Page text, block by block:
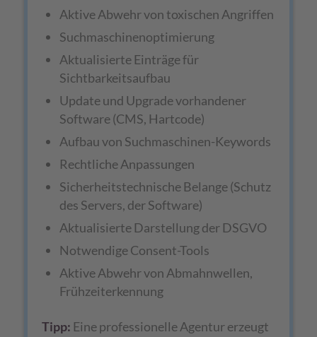
Aktive Abwehr von toxischen Angriffen
Suchmaschinenoptimierung
Aktualisierte Einträge für
Sichtbarkeitsaufbau
Update und Upgrade vorhandener
Software (CMS, Hartcode)
Aufbau von Suchmaschinen-Keywords
Rechtliche Anpassungen
Sicherheitstechnische Belange (Schutz
des Servers, der Software)
Aktualisierte Darstellung der DSGVO
Notwendige Consent-Tools
Aktive Abwehr von Abmahnwellen,
Frühzeiterkennung
Tipp: Eine professionelle Agentur erzeugt